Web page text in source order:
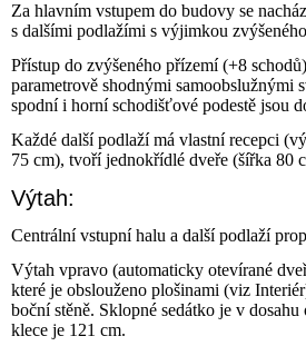
Za hlavním vstupem do budovy se
s dalšími podlažími s výjimkou
Přístup do zvýšeného přízemí (+8
parametrově shodnými
spodní i horní schodišťové podestě jsou
Každé další podlaží má vlastní recepci
75 cm), tvoří jednokřídlé dveře (šířka 80
Výtah:
Centrální vstupní halu a další podlaží
Výtah vpravo (automaticky otevírané
které je obslouženo plošinami (viz
boční stěně. Sklopné sedátko je v
klece je 121 cm.